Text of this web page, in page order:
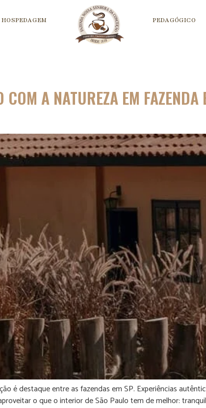
HOSPEDAGEM PEDAGÓGICO
A NATUREZA EM
é destaque entre as fazendas em SP. Experiências
o que o interior de São Paulo tem de melhor: